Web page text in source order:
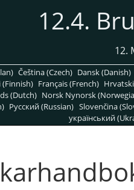
12.4.
12.
Čeština (Czech) Dansk (Danish)
(Finnish) Français (French)
(Dutch) Norsk Nynorsk
Pусский (Russian) Slovenčina
український